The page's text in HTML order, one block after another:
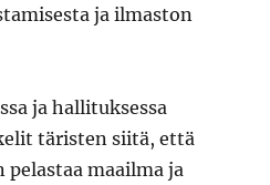
ja ilmaston
ja hallituksessa
täristen siitä, että
maailma ja